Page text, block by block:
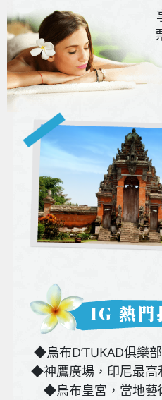
◆烏布D’TUKAD俱樂
◆神鷹廣場，印尼最高
◆烏布皇宮，當地藝